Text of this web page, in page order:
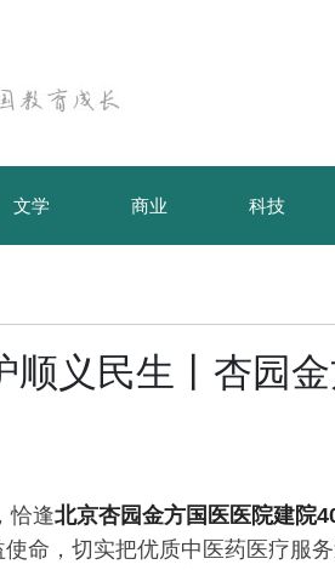
文学 商业 科技
顺义民生丨杏园
恰逢北京杏园金方国医医院建院
命，切实把优质中医药医疗服